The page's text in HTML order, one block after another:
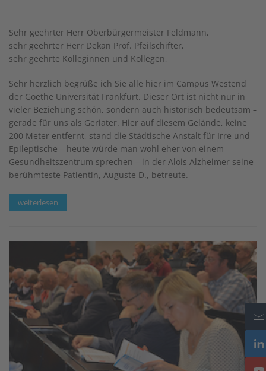
Sehr geehrter Herr Oberbürgermeister Feldmann,
sehr geehrter Herr Dekan Prof. Pfeilschifter,
sehr geehrte Kolleginnen und Kollegen,
Sehr herzlich begrüße ich Sie alle hier im Campus Westend
der Goethe Universität Frankfurt. Dieser Ort ist nicht nur in
vieler Beziehung schön, sondern auch historisch bedeutsam –
gerade für uns als Geriater. Hier auf diesem Gelände, keine
200 Meter entfernt, stand die Städtische Anstalt für Irre und
Epileptische – heute würde man wohl eher von einem
Gesundheitszentrum sprechen – in der Alois Alzheimer seine
berühmteste Patientin, Auguste D., betreute.
weiterlesen